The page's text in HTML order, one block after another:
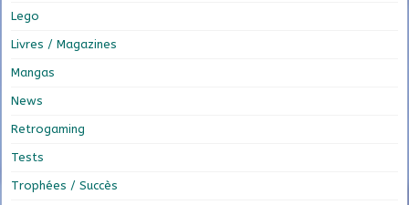
Lego
Livres / Magazines
Mangas
News
Retrogaming
Tests
Trophées / Succès